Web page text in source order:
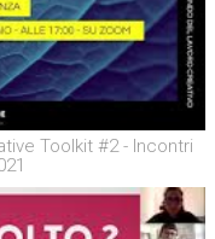
Toolkit #2 - Incontri